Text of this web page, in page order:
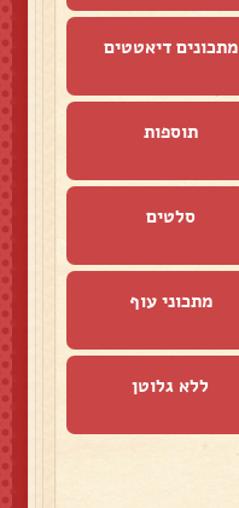
מתכונים דיאטטים
תוספות
סלטים
מתכוני עוף
ללא גלוטן